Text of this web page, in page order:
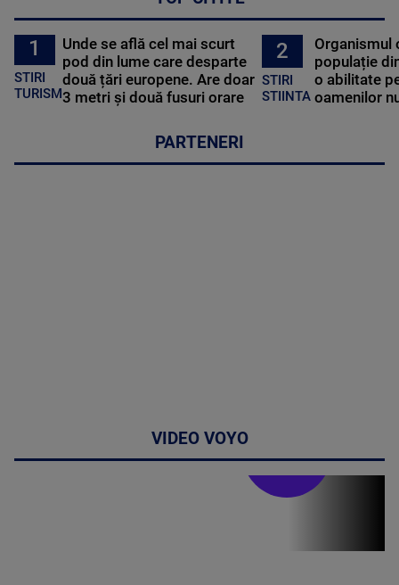
1
STIRI
TURISM
Unde se află cel mai scurt
pod din lume care desparte
două țări europene. Are doar
3 metri și două fusuri orare
2
STIRI
STIINTA
Organismul
populație
o abilitate
oamenilor
PARTENERI
VIDEO VOYO
Stirile PRO TV